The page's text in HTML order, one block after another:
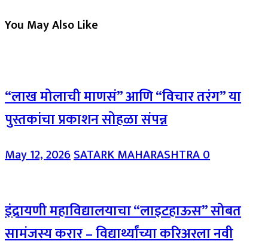
You May Also Like
“लाख मोलाची माणसं” आणि “विचार तरंग” या
पुस्तकांचा प्रकाशन सोहळा संपन्न
May 12, 2026SATARK MAHARASHTRA0
इंद्रायणी महाविद्यालयाचा “लाइटहाऊस” सोबत
सामंजस्य करार – विद्यार्थ्यांच्या करिअरला नवी